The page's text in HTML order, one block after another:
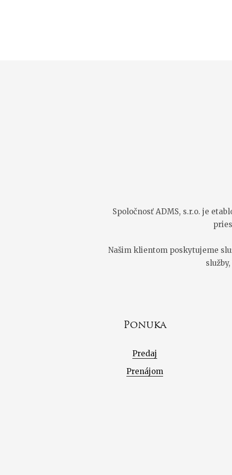
Spoločnosť ADMS, s.r.o. je
Našim klientom poskytujeme
Ponuka
Predaj
Prenájom